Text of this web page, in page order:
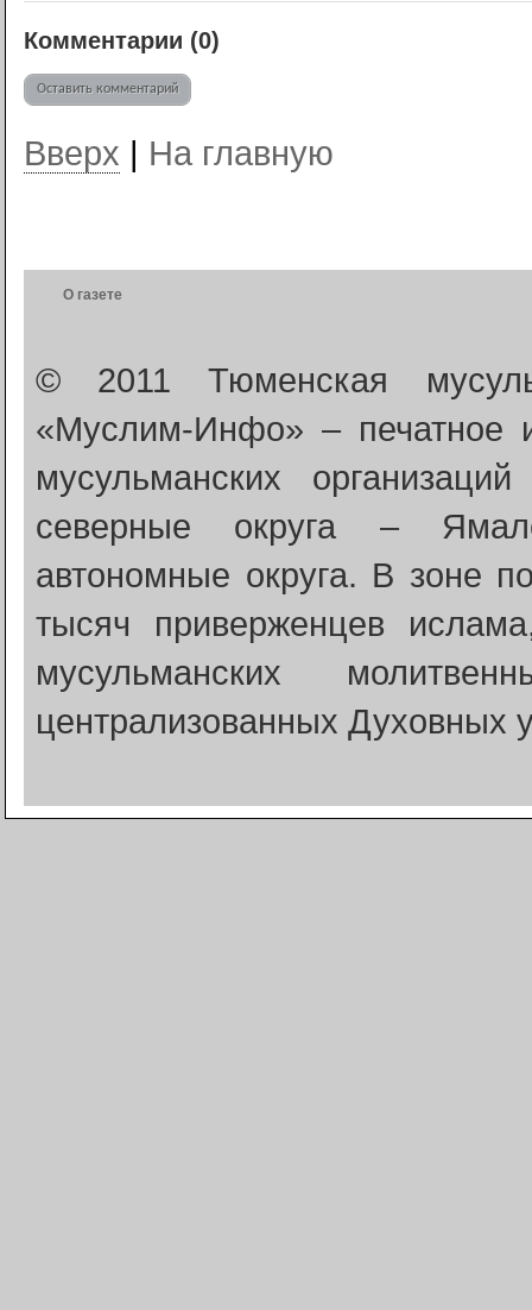
Комментарии (0)
Оставить комментарий
Вверх | На главную
О газете
© 2011 Тюменская
«Муслим-Инфо» – печатное
мусульманских
северные округа –
автономные округа. В зоне
тысяч приверженцев
мусульманских
централизованных Духовных